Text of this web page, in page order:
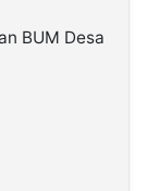
BUM Desa